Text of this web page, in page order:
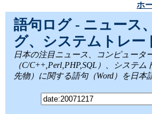
ホ
語句ログ - ニュース
グ、システムトレー
日本の注目ニュース、コンピュータ
（C/C++,Perl,PHP,SQL）、システ
先物）に関する語句（Word）を日本